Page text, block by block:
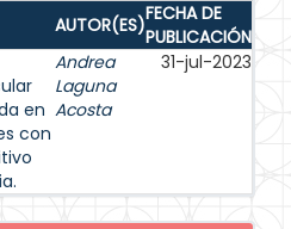
AUTOR(ES)FECHA DE
PUBLICACIÓN
en
con
Andrea
Laguna
Acosta
31-jul-2023